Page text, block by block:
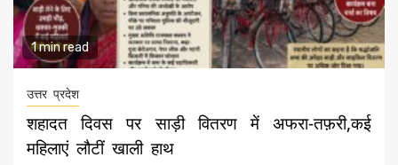
1 min read
उत्तर प्रदेश
शहादत दिवस पर साड़ी वितरण में अफरा-तफ़री,कई
महिलाएं लौटीं खाली हाथ